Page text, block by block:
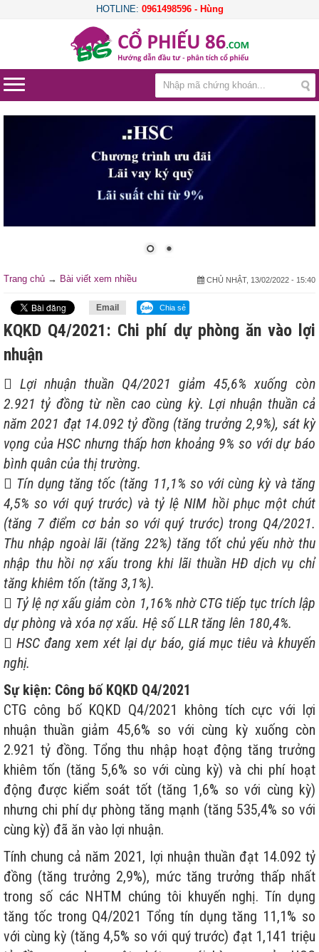
HOTLINE: 0961498596 - Hùng
Trang chủ → Bài viết xem nhiều CHỦ NHẬT, 13/02/2022 - 15:40
Email Chia sẻ
KQKD Q4/2021: Chi phí dự phòng ăn vào lợi
nhuận
 Lợi nhuận thuần Q4/2021 giảm 45,6% xuống còn
2.921 tỷ đồng từ nền cao cùng kỳ. Lợi nhuận thuần cả
năm 2021 đạt 14.092 tỷ đồng (tăng trưởng 2,9%), sát kỳ
vọng của HSC nhưng thấp hơn khoảng 9% so với dự báo
bình quân của thị trường.
 Tín dụng tăng tốc (tăng 11,1% so với cùng kỳ và tăng
4,5% so với quý trước) và tỷ lệ NIM hồi phục một chút
(tăng 7 điểm cơ bản so với quý trước) trong Q4/2021.
Thu nhập ngoài lãi (tăng 22%) tăng tốt chủ yếu nhờ thu
nhập thu hồi nợ xấu trong khi lãi thuần HĐ dịch vụ chỉ
tăng khiêm tốn (tăng 3,1%).
 Tỷ lệ nợ xấu giảm còn 1,16% nhờ CTG tiếp tục trích lập
dự phòng và xóa nợ xấu. Hệ số LLR tăng lên 180,4%.
 HSC đang xem xét lại dự báo, giá mục tiêu và khuyến
nghị.
Sự kiện: Công bố KQKD Q4/2021
CTG công bố KQKD Q4/2021 không tích cực với lợi
nhuận thuần giảm 45,6% so với cùng kỳ xuống còn
2.921 tỷ đồng. Tổng thu nhập hoạt động tăng trưởng
khiêm tốn (tăng 5,6% so với cùng kỳ) và chi phí hoạt
động được kiểm soát tốt (tăng 1,6% so với cùng kỳ)
nhưng chi phí dự phòng tăng mạnh (tăng 535,4% so với
cùng kỳ) đã ăn vào lợi nhuận.
Tính chung cả năm 2021, lợi nhuận thuần đạt 14.092 tỷ
đồng (tăng trưởng 2,9%), mức tăng trưởng thấp nhất
trong số các NHTM chúng tôi khuyến nghị. Tín dụng
tăng tốc trong Q4/2021 Tổng tín dụng tăng 11,1% so
với cùng kỳ (tăng 4,5% so với quý trước) đạt 1,141 triệu